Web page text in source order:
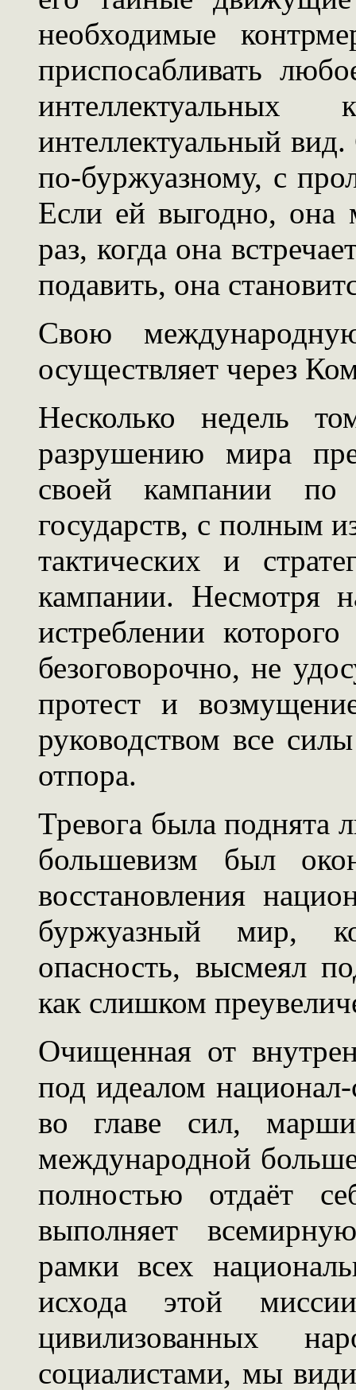
необходимые
приспосабливать
интеллектуальный
по-буржуазному, с
Если ей выгодно, она
раз, когда она
подавить, она
Свою
осуществляет через
Несколько недель
разрушению мира
своей кампании
государств, с полным
тактических и
кампании. Несмотря
истреблении
безоговорочно, не
протест и
руководством все
отпора.
Тревога была поднята
большевизм был
восстановления
буржуазный мир,
опасность, высмеял
как слишком
Очищенная от
под идеалом
во главе сил,
международной
полностью отдаёт
выполняет
рамки всех
исхода этой
цивилизованных
социалистами, мы